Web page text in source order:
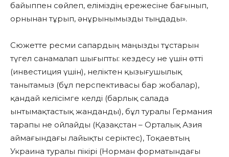
байыппен сөйлеп, еліміздің ережесіне бағынып,
орнынан тұрып, әнұрынымызды тыңдады».
Сюжетте ресми сапардың маңызды тұстарын
түгел санамалап шығыпты: кездесу не үшін өтті
(инвестиция үшін), неліктен қызығушылық
танытамыз (бұл перспективасы бар жобалар),
қандай келісімге келді (барлық салада
ынтымақтастық жанданды), бұл туралы Германия
тарапы не ойлайды (Қазақстан – Орталық Азия
аймағындағы лайықты серіктес), Тоқаевтың
Украина туралы пікірі (Норман форматындағы